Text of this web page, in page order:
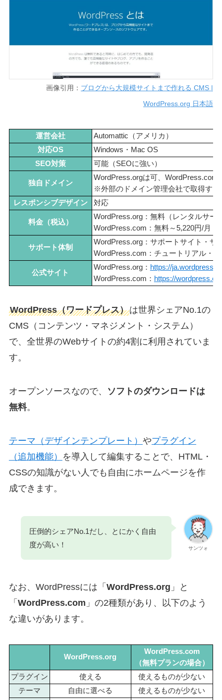
画像引用： ブログから大規模サイトまで作れる CMS |
WordPress.org 日本語
運営会社
Automattic（アメリカ）
対応OS
Windows・Mac OS
SEO対策
可能（SEOに強い）
独自ドメイン
WordPress.orgは可、WordPress.com
※外部のドメイン管理会社で取得する
レスポンシブデザイン
対応
料金（税込）
WordPress.org：無料（レンタルサー
WordPress.com：無料～5,220円/月
サポート体制
WordPress.org：サポートサイト・サ
WordPress.com：チュートリアル・
公式サイト
WordPress.org： https://
WordPress.com： https://
WordPress（ワードプレス）は世界シェアNo.1の
CMS（コンテンツ・マネジメント・システム）
で、全世界のWebサイトの約4割に利用されていま
す。
オープンソースなので、
ソフトのダウンロードは
無料。
テーマ（デザインテンプレート） やプラグイン
（追加機能）
を導入して編集することで、HTML・
CSSの知識がない人でも自由にホームページを作
成できます。
サンツォ
圧倒的シェアNo.1だし、とにかく自由
度が高い！
なお、WordPressには「 WordPress.org 」と
「 WordPress.com 」の2種類があり、以下のよう
な違いがあります。
WordPress.org
WordPress.com
（無料プランの場合）
プラグイン
使える
使えるものが少ない
テーマ
自由に選べる
使えるものが少ない